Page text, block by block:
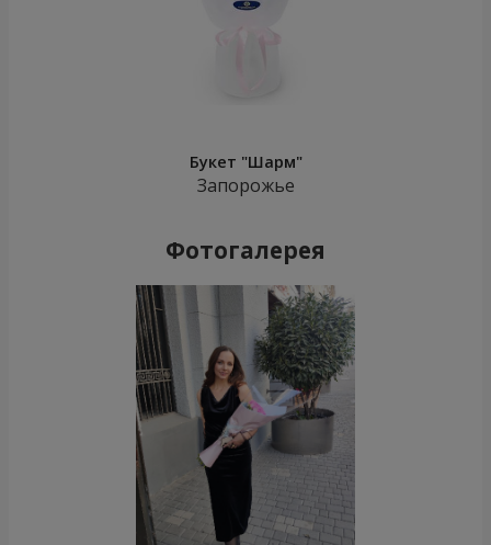
Букет "Шарм"
Запорожье
Фотогалерея